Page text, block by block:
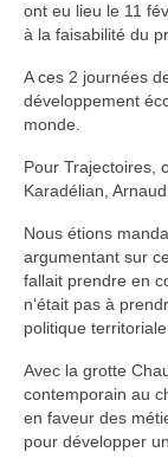
ont eu lieu le 11
à la faisabilité du
A ces 2 journées
développement
monde.
Pour Trajectoires,
Karadélian,
Nous étions
argumentant sur
fallait prendre en
n‘était pas à
politique
Avec la grotte
contemporain au
en faveur des
pour développer